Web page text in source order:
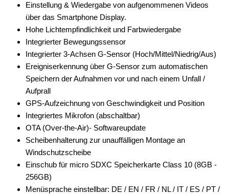
Einstellung & Wiedergabe von aufgenommenen Videos
über das Smartphone Display.
Hohe Lichtempfindlichkeit und Farbwiedergabe
Integrierter Bewegungssensor
Integrierter 3-Achsen G-Sensor (Hoch/Mittel/Niedrig/Aus)
Ereigniserkennung über G-Sensor zum automatischen
Speichern der Aufnahmen vor und nach einem Unfall /
Aufprall
GPS-Aufzeichnung von Geschwindigkeit und Position
Integriertes Mikrofon (abschaltbar)
OTA (Over-the-Air)- Softwareupdate
Scheibenhalterung zur unauffälligen Montage an
Windschutzscheibe
Einschub für micro SDXC Speicherkarte Class 10 (8GB -
256GB)
Menüsprache einstellbar: DE / EN / FR / NL / IT / ES / PT /